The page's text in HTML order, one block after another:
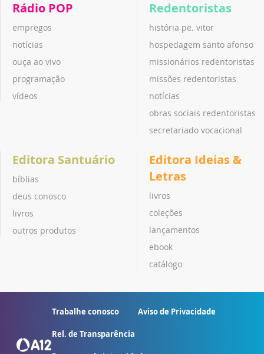
Rádio POP
empregos
notícias
ouça ao vivo
programação
vídeos
Redentoristas
história pe. vitor
hospedagem santo afonso
missionários redentoristas
missões redentoristas
notícias
obras sociais redentoristas
secretariado vocacional
Editora Santuário
bíblias
deus conosco
livros
outros produtos
Editora Ideias &
Letras
livros
coleções
lançamentos
ebook
catálogo
Trabalhe conosco Aviso de Privacidade
Rel. de Transparência